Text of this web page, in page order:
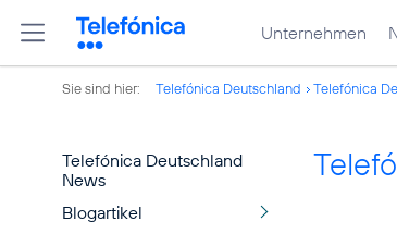
Unternehmen
Sie sind hier: Telefónica Deutschland Telefónica
Telefónica Deutschland
News
Blogartikel